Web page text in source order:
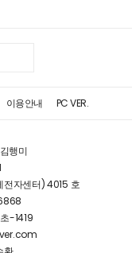
이용안내 PC VER.
김행미
자센터) 4015 호
-1419